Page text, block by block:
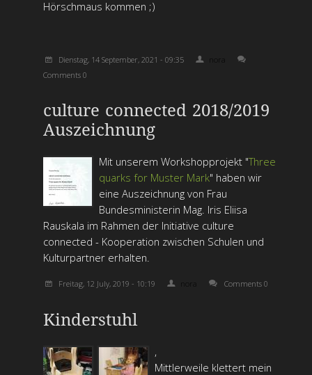
Hörschmaus kommen ;)
Dienstag, 14 September, 2021 - 09:35
Comments 0
culture connected 2018/2019
Auszeichnung
Mit unserem Workshopprojekt "Three
quarks for Muster Mark" haben wir
eine Auszeichnung von Frau
Bundesministerin Mag. Iris Eliisa
Rauskala im Rahmen der Initiative culture
connected - Kooperation zwischen Schulen und
Kulturpartner erhalten.
Freitag, 12 July, 2019 - 10:19 Comments 0
Kinderstuhl
,
Mittlerweile klettert mein